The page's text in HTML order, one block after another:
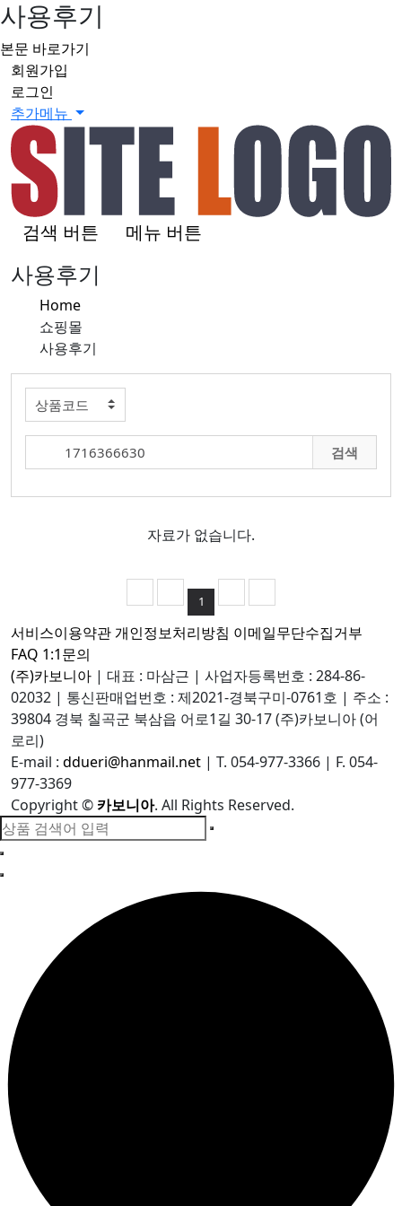
사용후기
본문 바로가기
회원가입
로그인
추가메뉴
검색 버튼 메뉴 버튼
사용후기
Home
쇼핑몰
사용후기
검색
자료가 없습니다.
1
서비스이용약관개인정보처리방침 이메일무단수집거부
FAQ 1:1문의
(주)카보니아 | 대표 : 마삼근 | 사업자등록번호 : 284-86-
02032 | 통신판매업번호 : 제2021-경북구미-0761호 | 주소 :
39804 경북 칠곡군 북삼읍 어로1길 30-17 (주)카보니아 (어
로리)
E-mail : ddueri@hanmail.net | T. 054-977-3366 | F. 054-
977-3369
Copyright© 카보니아. All Rights Reserved.